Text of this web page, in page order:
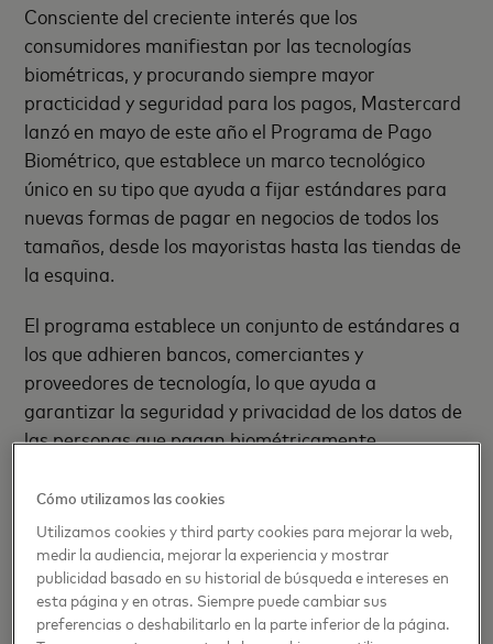
Consciente del creciente interés que los
consumidores manifiestan por las tecnologías
biométricas, y procurando siempre mayor
practicidad y seguridad para los pagos, Mastercard
lanzó en mayo de este año el Programa de Pago
Biométrico, que establece un marco tecnológico
único en su tipo que ayuda a fijar estándares para
nuevas formas de pagar en negocios de todos los
tamaños, desde los mayoristas hasta las tiendas de
la esquina.
El programa establece un conjunto de estándares a
los que adhieren bancos, comerciantes y
proveedores de tecnología, lo que ayuda a
garantizar la seguridad y privacidad de los datos de
las personas que pagan biométricamente.
A nivel mundial, el
74%
el mercado de la tecnología biométrica sin contacto
alcancelos $ 18.6 mil millonespara 2026.
Cómo utilizamos las cookies
Utilizamos cookies y third party cookies para mejorar la web,
medir la audiencia, mejorar la experiencia y mostrar
publicidad basado en su historial de búsqueda e intereses en
esta página y en otras. Siempre puede cambiar sus
preferencias o deshabilitarlo en la parte inferior de la página.